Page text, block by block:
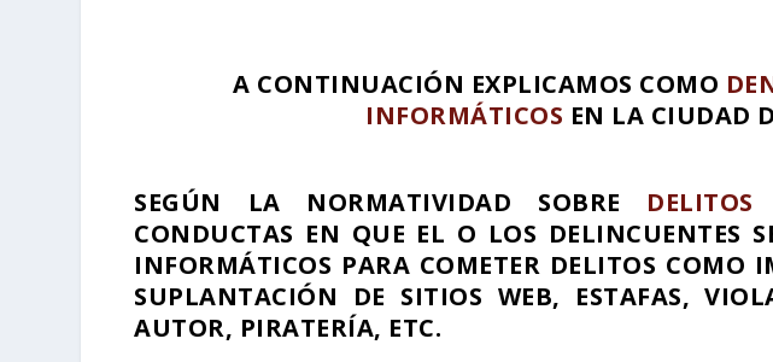
A CONTINUACIÓN EXPLICAMOS COMO
INFORMÁTICOS EN LA CIUDAD
SEGÚN LA NORMATIVIDAD SOBRE
CONDUCTAS EN QUE EL O LOS DELINCUENTES
INFORMÁTICOS PARA COMETER DELITOS COMO
SUPLANTACIÓN DE SITIOS WEB, ESTAFAS,
AUTOR, PIRATERÍA, ETC.